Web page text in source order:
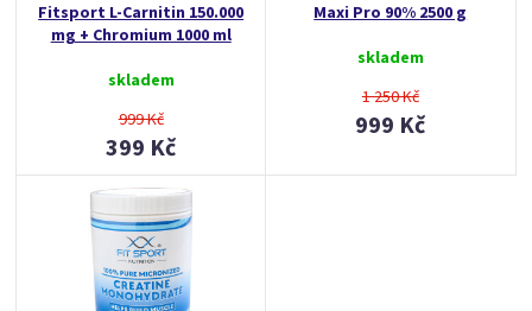
Fitsport L-Carnitin 150.000
mg + Chromium 1000 ml
skladem
999 Kč
399 Kč
Maxi Pro 90% 2500 g
skladem
1 250 Kč
999 Kč